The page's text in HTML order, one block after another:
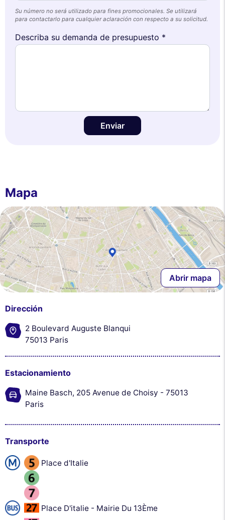
Su número no será utilizado para fines promocionales. Se utilizará
para contactarlo para cualquier aclaración con respecto a su solicitud.
Describa su demanda de presupuesto *
Enviar
Mapa
Abrir mapa
Dirección
2 Boulevard Auguste Blanqui
75013 Paris
Estacionamiento
Maine Basch, 205 Avenue de Choisy - 75013
Paris
Transporte
Place d'Italie
Place D'italie - Mairie Du 13Ème